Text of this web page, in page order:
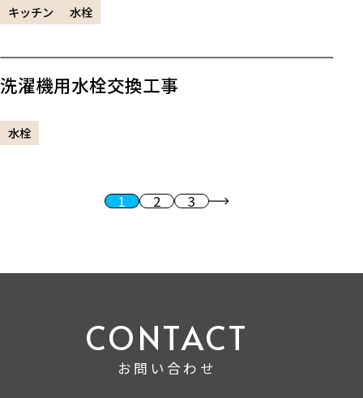
キッチン 水栓
洗濯機用水栓交換工事
水栓
投稿のページ送り 1 2 3 次へ
お問い合わせ